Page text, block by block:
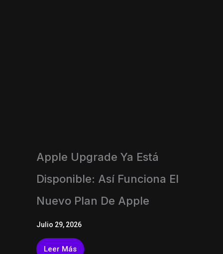
Apple Upgrade Ya Está
Disponible: Así Funciona El
Nuevo Plan De Apple
Julio 29, 2026
Leer Más